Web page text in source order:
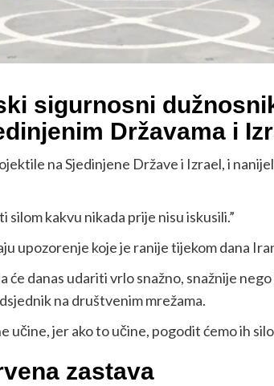
sigurnosni
Državama i
na Sjedinjene Države i Izrael, i
silom kakvu nikada prije nisu iskusili.”
upozorenje koje je ranije tijekom dana
će danas udariti vrlo snažno, snažnije
na društvenim mrežama.
učine, jer ako to učine, pogodit ćemo ih
zastava